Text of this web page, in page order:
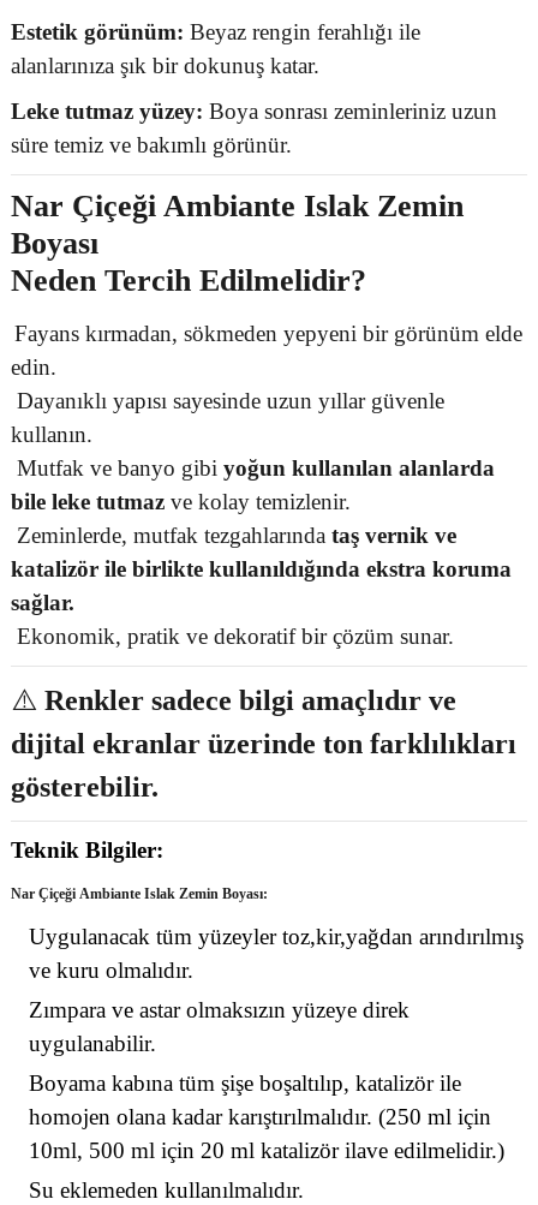
Estetik görünüm: Beyaz rengin ferahlığı ile
alanlarınıza şık bir dokunuş katar.
Leke tutmaz yüzey: Boya sonrası zeminleriniz uzun
süre temiz ve bakımlı görünür.
Nar Çiçeği Ambiante Islak Zemin
Boyası
Neden Tercih Edilmelidir?
Fayans kırmadan, sökmeden yepyeni bir görünüm elde
edin.
Dayanıklı yapısı sayesinde uzun yıllar güvenle
kullanın.
Mutfak ve banyo gibi yoğun kullanılan alanlarda
bile leke tutmaz ve kolay temizlenir.
Zeminlerde, mutfak tezgahlarında taş vernik ve
katalizör ile birlikte kullanıldığında ekstra koruma
sağlar.
Ekonomik, pratik ve dekoratif bir çözüm sunar.
⚠️ Renkler sadece bilgi amaçlıdır ve
dijital ekranlar üzerinde ton farklılıkları
gösterebilir.
Teknik Bilgiler:
Nar Çiçeği Ambiante Islak Zemin Boyası:
Uygulanacak tüm yüzeyler toz,kir,yağdan arındırılmış
ve kuru olmalıdır.
Zımpara ve astar olmaksızın yüzeye direk
uygulanabilir.
Boyama kabına tüm şişe boşaltılıp, katalizör ile
homojen olana kadar karıştırılmalıdır. (250 ml için
10ml, 500 ml için 20 ml katalizör ilave edilmelidir.)
Su eklemeden kullanılmalıdır.